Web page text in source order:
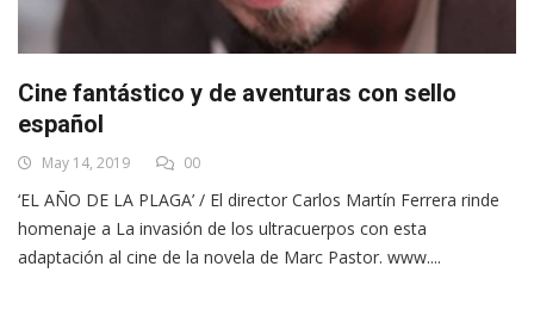
Cine fantástico y de aventuras con sello
español
May 14, 2019 00
‘EL AÑO DE LA PLAGA’ / El director Carlos Martín Ferrera rinde
homenaje a La invasión de los ultracuerpos con esta
adaptación al cine de la novela de Marc Pastor. www....